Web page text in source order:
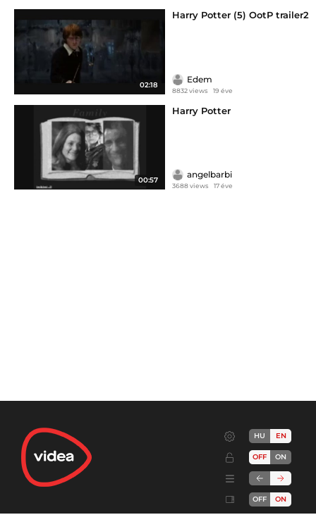
02:18
Harry Potter (5) OotP trailer2
Edem
8832 views 19 éve
00:57
Harry Potter
angelbarbi
3688 views 17 éve
HU EN
OFF ON
OFF ON